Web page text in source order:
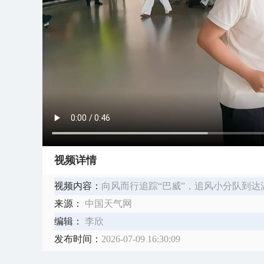
视频详情
视频内容： 向风而行追踪“巴威”，追风小分队到达
来源：
中国天气网
编辑：
李欣
发布时间： 2026-07-09 16:30:09